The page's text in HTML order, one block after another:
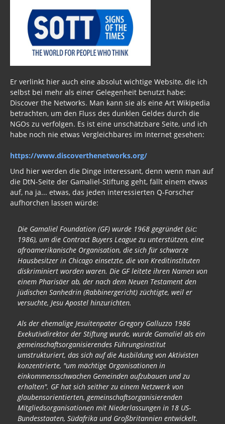
Er verlinkt hier auch eine absolut wichtige Website, die ich
selbst bei mehr als einer Gelegenheit benutzt habe:
Discover the Networks. Man kann sie als eine Art Wikipedia
betrachten, um den Fluss des dunklen Geldes durch die
NGOs zu verfolgen. Es ist eine unschätzbare Seite, und ich
habe noch nie etwas Vergleichbares im Internet gesehen:
https://www.discoverthenetworks.org/
Und hier werden die Dinge interessant, denn wenn man auf
die DtN-Seite der Gamaliel-Stiftung geht, fällt einem etwas
auf, na ja... etwas, das jeden interessierten Q-Forscher
aufhorchen lassen würde:
Die Gamaliel Foundation (GF) wurde 1968 gegründet (sic:
1986), um die Contract Buyers League zu unterstützen, eine
afroamerikanische Organisation, die sich für schwarze
Hausbesitzer in Chicago einsetzte, die von Kreditinstituten
diskriminiert worden waren. Die GF leitete ihren Namen von
einem Pharisäer ab, der nach dem Neuen Testament den
jüdischen Sanhedrin (Rabbinergericht) züchtigte, weil er
versuchte, Jesu Apostel hinzurichten.
Als der ehemalige Jesuitenpater Gregory Galluzzo 1986
Exekutivdirektor der Stiftung wurde, wurde Gamaliel als ein
gemeinschaftsorganisierendes Führungsinstitut
umstrukturiert, das sich auf die Ausbildung von Aktivisten
konzentrierte, "um mächtige Organisationen in
einkommensschwachen Gemeinden aufzubauen und zu
erhalten". GF hat sich seither zu einem Netzwerk von
glaubensorientierten, gemeinschaftsorganisierenden
Mitgliedsorganisationen mit Niederlassungen in 18 US-
Bundesstaaten, Südafrika und Großbritannien entwickelt.